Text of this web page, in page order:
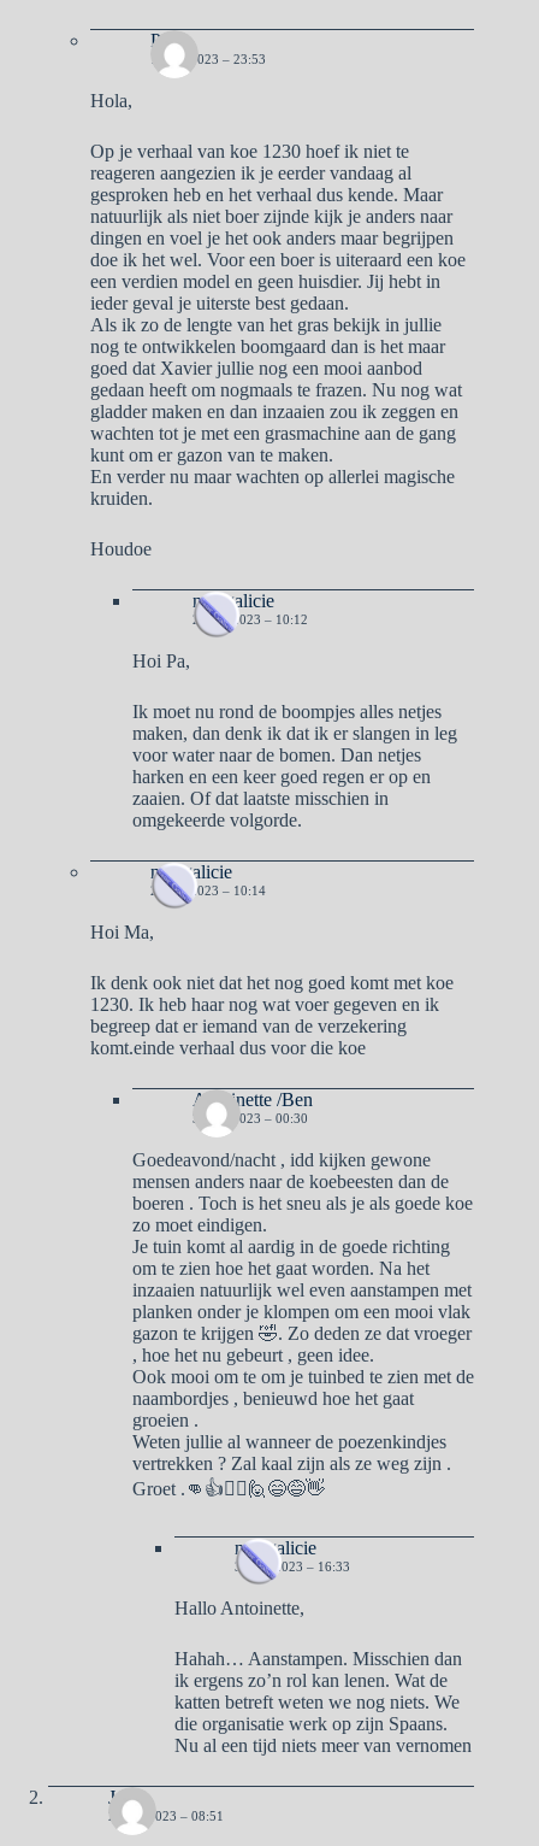
Pa
1 MEI 2023 – 23:53
Hola,
Op je verhaal van koe 1230 hoef ik niet te
reageren aangezien ik je eerder vandaag al
gesproken heb en het verhaal dus kende. Maar
natuurlijk als niet boer zijnde kijk je anders naar
dingen en voel je het ook anders maar begrijpen
doe ik het wel. Voor een boer is uiteraard een koe
een verdien model en geen huisdier. Jij hebt in
ieder geval je uiterste best gedaan.
Als ik zo de lengte van het gras bekijk in jullie
nog te ontwikkelen boomgaard dan is het maar
goed dat Xavier jullie nog een mooi aanbod
gedaan heeft om nogmaals te frazen. Nu nog wat
gladder maken en dan inzaaien zou ik zeggen en
wachten tot je met een grasmachine aan de gang
kunt om er gazon van te maken.
En verder nu maar wachten op allerlei magische
kruiden.
Houdoe
naargalicie
2 MEI 2023 – 10:12
Hoi Pa,
Ik moet nu rond de boompjes alles netjes
maken, dan denk ik dat ik er slangen in leg
voor water naar de bomen. Dan netjes
harken en een keer goed regen er op en
zaaien. Of dat laatste misschien in
omgekeerde volgorde.
naargalicie
2 MEI 2023 – 10:14
Hoi Ma,
Ik denk ook niet dat het nog goed komt met koe
1230. Ik heb haar nog wat voer gegeven en ik
begreep dat er iemand van de verzekering
komt.einde verhaal dus voor die koe
Antoinette /Ben
3 MEI 2023 – 00:30
Goedeavond/nacht , idd kijken gewone
mensen anders naar de koebeesten dan de
boeren . Toch is het sneu als je als goede koe
zo moet eindigen.
Je tuin komt al aardig in de goede richting
om te zien hoe het gaat worden. Na het
inzaaien natuurlijk wel even aanstampen met
planken onder je klompen om een mooi vlak
gazon te krijgen 🤣. Zo deden ze dat vroeger
, hoe het nu gebeurt , geen idee.
Ook mooi om te om je tuinbed te zien met de
naambordjes , benieuwd hoe het gaat
groeien .
Weten jullie al wanneer de poezenkindjes
vertrekken ? Zal kaal zijn als ze weg zijn .
Groet .👊👍🙋‍♀️🙋😄😅👋
naargalicie
3 MEI 2023 – 16:33
Hallo Antoinette,
Hahah… Aanstampen. Misschien dan
ik ergens zo’n rol kan lenen. Wat de
katten betreft weten we nog niets. We
die organisatie werk op zijn Spaans.
Nu al een tijd niets meer van vernomen
José
2 MEI 2023 – 08:51